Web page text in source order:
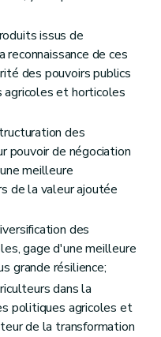
aux agriculteurs en difficulté
à la sécurité au travail
agricole
issus de
de ces
des pouvoirs publics
agricoles et horticoles
des
pouvoir de négociation
meilleure
de la valeur ajoutée
des
gage d'une meilleure
grande résilience;
dans la
politiques agricoles et
de la transformation